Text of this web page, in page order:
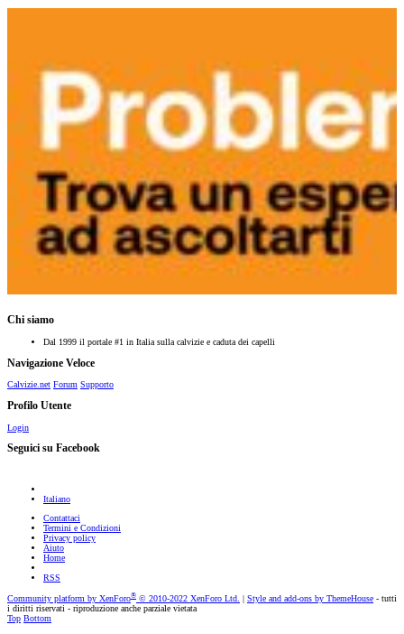
Chi siamo
Dal 1999 il portale #1 in Italia sulla calvizie e caduta dei capelli
Navigazione Veloce
Calvizie.net Forum Supporto
Profilo Utente
Login
Seguici su Facebook
Italiano
Contattaci
Termini e Condizioni
Privacy policy
Aiuto
Home
RSS
Community platform by XenForo® © 2010-2022 XenForo Ltd. Style and add-ons by ThemeHouse - tutti
i diritti riservati - riproduzione anche parziale vietata
Top Bottom